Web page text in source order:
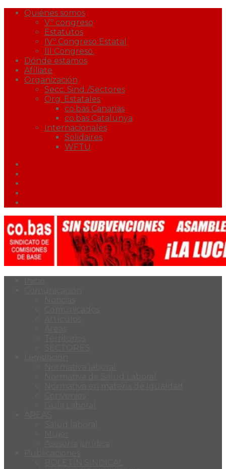
Quiénes somos
Vº congreso
Estatutos
IVº Congreso Estatal
III Congreso.
Dónde estamos
Afíliate
Organización
Secc. Sind./Sectores
Org. Estatales
co.bas Canarias
co.bas Catalunya
Internacionales
Solidaires
WFTU